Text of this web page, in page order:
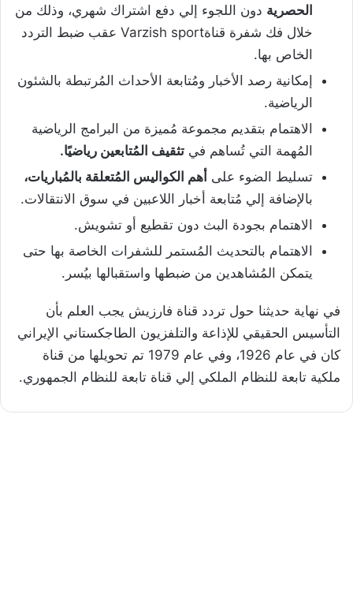
الحصرية دون اللجوء إلي دفع اشتراك شهري، وذلك من
خلال فك شفرة قناةVarzish sport عقب ضبط التردد
الخاص بها.
إمكانية رصد الأخبار ومُتابعة الأحداث المُرتبطة بالشئون
الرياضية.
الاهتمام بتقديم مجموعة مُميزة من البرامج الرياضية
المُهمة التي تُساهم في تثقيف المُتابعين رياضيًا.
تسليط الضوء على أهم الكواليس المُتعلقة بالمُباريات،
بالإضافة إلي مُتابعة أخبار اللاعبين في سوق الانتقالات.
الاهتمام بجودة البث دون تقطيع أو تشويش.
الاهتمام بالتحديث المُستمر للشفرات الخاصة بها حتى
يتمكن المُشاهدين من ضبطها واستقبالها بيُسر.
في نهاية حديثنا حول تردد قناة فارزيش يجب العلم بأن
التأسيس الحقيقي للإذاعة والتلفزيون الطاجكستاني الإيراني
كان في عام 1926، وفي عام 1979 تم تحويلها من قناة
ملكية تابعة للنظام الملكي إلي قناة تابعة للنظام الجمهوري.